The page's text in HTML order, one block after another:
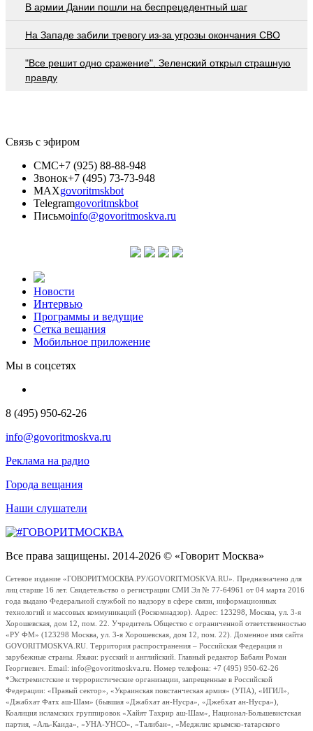
В армии Дании пошли на беспрецедентный шаг
На Западе забили тревогу из-за угрозы окончания СВО
"Все решит одно сражение". Зеленский открыл страшную
правду
Связь с эфиром
СМС+7 (925) 88-88-948
Звонок+7 (495) 73-73-948
MAXgovoritmskbot
Telegramgovoritmskbot
Письмоinfo@govoritmoskva.ru
Новости
Интервью
Программы и ведущие
Сетка вещания
Мобильное приложение
Мы в соцсетях
8 (495) 950-62-26
info@govoritmoskva.ru
Реклама на радио
Города вещания
Наши слушатели
Все права защищены. 2014-2026 © «Говорит Москва»
Сетевое издание «ГОВОРИТМОСКВА.РУ/GOVORITMOSKVA.RU». Предназначено для
лиц старше 16 лет. Свидетельство о регистрации СМИ Эл № 77-64961 от 04 марта 2016
года выдано Федеральной службой по надзору в сфере связи, информационных
технологий и массовых коммуникаций (Роскомнадзор). Адрес: 123298, Москва, ул. 3-я
Хорошевская, дом 12, пом. 22. Учредитель Общество с ограниченной ответственностью
«РУ ФМ» (123298 Москва, ул. 3-я Хорошевская, дом 12, пом. 22). Доменное имя сайта
GOVORITMOSKVA.RU. Территория распространения – Российская Федерация и
зарубежные страны. Языки: русский и английский. Главный редактор Бабаян Роман
Георгиевич. Email: info@govoritmoskva.ru. Номер телефона: +7 (495) 950-62-26
*Экстремистские и террористические организации, запрещенные в Российской
Федерации: «Правый сектор», «Украинская повстанческая армия» (УПА), «ИГИЛ»,
«Джабхат Фатх аш-Шам» (бывшая «Джабхат ан-Нусра», «Джебхат ан-Нусра»),
Коалиция исламских группировок «Хайят Тахрир аш-Шам», Национал-Большевистская
партия, «Аль-Каида», «УНА-УНСО», «Талибан», «Меджлис крымско-татарского